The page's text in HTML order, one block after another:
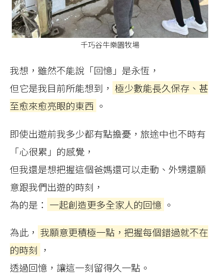
千巧谷牛樂園牧場
我想，雖然不能說「回憶」是永恆，
但它是我目前所能想到， 極少數能長久保存、甚
至愈來愈亮眼的東西 。
即使出遊前我多少都有點擔憂，旅途中也不時有
「心很累」的感覺，
但我還是想把握這個爸媽還可以走動、外甥還願
意跟我們出遊的時刻，
為的是： 一起創造更多全家人的回憶 。
為此， 我願意更積極一點，把握每個錯過就不在
的時刻 ，
透過回憶，讓這一刻留得久一點。